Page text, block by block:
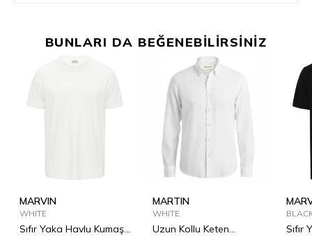
BUNLARI DA BEĞENEBİLİRSİNİZ
MARVIN
WHITE
Sıfır Yaka Havlu Kumaş
MARTIN
WHITE
Uzun Kollu Keten
Sıfır